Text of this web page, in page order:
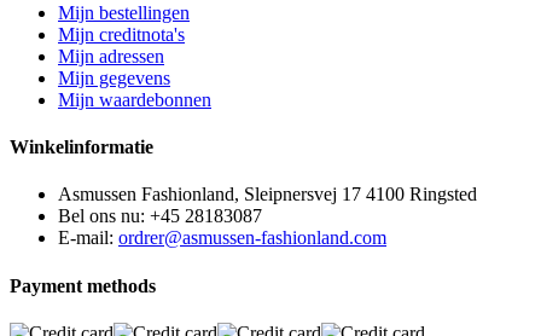
Mijn bestellingen
Mijn creditnota's
Mijn adressen
Mijn gegevens
Mijn waardebonnen
Winkelinformatie
Asmussen Fashionland, Sleipnersvej 17 4100 Ringsted
Bel ons nu: +45 28183087
E-mail: ordrer@asmussen-fashionland.com
Payment methods